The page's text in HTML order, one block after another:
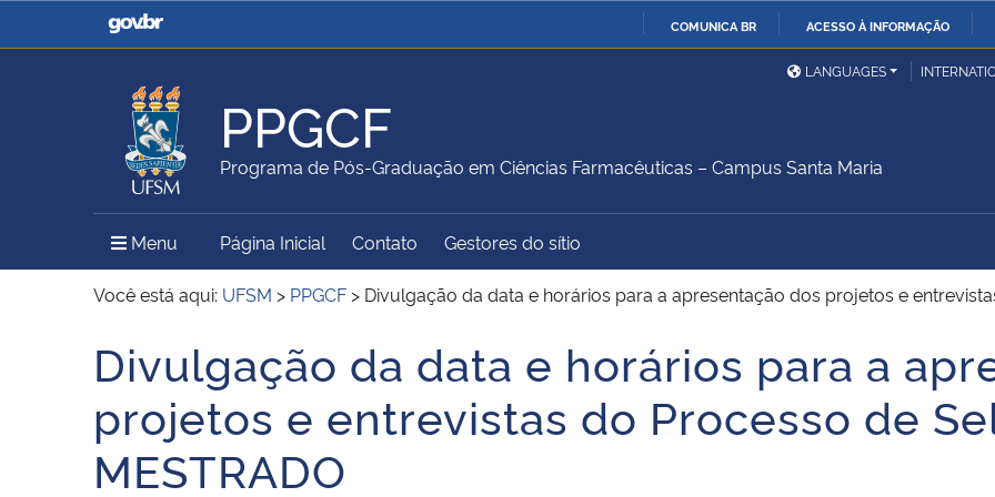
COMUNICA BR ACESSO À INFORMAÇÃO
Casa Civil
Ministério da Justiça e
Ministério da Defesa
Ministério das Relações
Exteriores
Ministério da Agricultura,
Pecuária e Abastecimento
Ministério da Educação
Ministério do Meio Ambiente Ministério do Turismo
Ministério do
Desenvolvimento Regional
União
Secretaria de Governo
Gabinete de Segurança
Institucional
Advocacia-Geral da União Banco Central do Brasil
LANGUAGES
PPGCF
Programa de Pós-Graduação em Ciências Farmacêuticas – Campus Santa Maria
Menu Menu Principal do Sítio
Página Inicial Contato Gestores do sítio
Você está aqui: UFSM > PPGCF > Divulgação da data e horários para a apresentação dos projetos e
Início do conteúdo
Divulgação da data e horários para a
projetos e entrevistas do Processo de
MESTRADO